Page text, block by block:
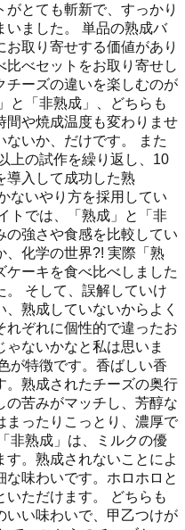
とても斬新で、すっかり
いました。 単品の熟成バ
取り寄せする価値があり
比べセットをお取り寄せし
チーズの違いを楽しむのが
と「非熟成」、どちらも
間や焼成温度も変わりませ
ないか、だけです。 また
上の試作を繰り返し、10
導入して成功した熟
ないやり方を採用してい
トでは、「熟成」と「非
の強さや食感を比較してい
、化学の世界?! 実際「熟
ケーキを食べ比べしました
。 そして、誤解していけ
熟成していないからよく
れぞれに個性的で違ったお
ないかなと私は思いま
が特徴です。香ばしい香
。熟成されたチーズの奥行
の苦みがマッチし、芳醇な
まったりこっとり、濃厚で
非熟成」は、ミルクの優
す。熟成されないことによ
な味わいです。ホロホロと
いただけます。 どちらも
いい味わいで、甲乙つけが